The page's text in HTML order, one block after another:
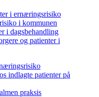
i ernæringsrisiko
i kommunen
i dagsbehandling
og patienter i
indlagte patienter på
praksis